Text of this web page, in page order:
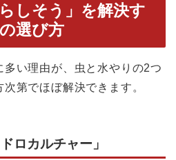
しそう」を解決す
選び方
い理由が、虫と水やりの2つ
第でほぼ解決できます。
ロカルチャー」